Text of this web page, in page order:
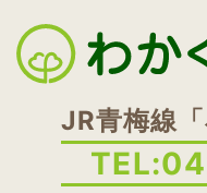
JR青梅線
TEL: